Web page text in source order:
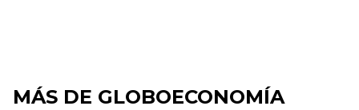
MÁS DE GLOBOECONOMÍA